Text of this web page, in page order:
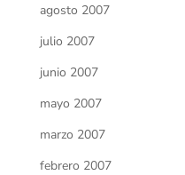
agosto 2007
julio 2007
junio 2007
mayo 2007
marzo 2007
febrero 2007